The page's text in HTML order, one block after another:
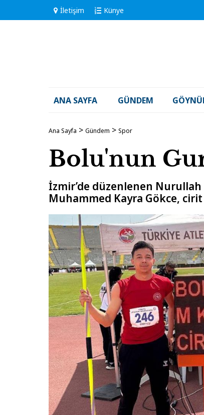
İletişim Künye
ANA SAYFA GÜNDEM
Ana Sayfa Gündem Spor
Bolu'nun
İzmir’de düzenlenen
Muhammed Kayra Gökce,